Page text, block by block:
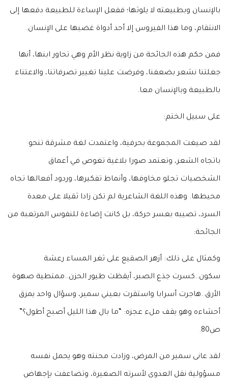
بالإنسان وبطبيعته لا يلوثها؛ ففعل الإساءة للطبيعة دفعها إلى
الانتقام، وما هذا الفيروس إلا أحد أدواة غضبها على الإنسان.
فمن حكم هذه الجائحة من زاوية نظر الأم وهي تحاور ابنها، أنها
جعلتنا نشعر بضعفنا، وفرضت علينا تغيير تصرفاتنا، والاعتناء
بالطبيعة وبالإنسان معا.
على سبيل الختم:
لقد صيغت المجموعة بحرفية، واعتمدت لغة مشرقة تنحو
باتجاه الشعر، وتعتمد صورا بلاغية تغوص في أعماق
الشخصيات تجلو مخاوفها، وأنماط تفكيرها، وردود أفعالها تجاه
محيطها. وهذه اللغة الشاعرية لم تكن زادا ثقيلا على معدة
السرد، تصيبه بعسر حركة، بل كانت إضاءة للنفوس المرتعبة من
الجائحة:
وكمثال على ذلك: أزهر الصقيع على ثغر المساء رعشة
سكون..كسرت جذع الصبر، أيقظت طيور الحزن..ممتطية صهوة
الأرق..هاجرت أسرابا واستقرت بعيني سمير، وسؤال واحد يمزق
أحشاءه وهو يقف ملء عجزه: “ما بال هذا الليل أصبح أطول؟”
ص80.
لقد عانى سمير من المرض، وزادت محنته وهو يحمل نفسه
مسؤولية نقل العدوى لأسرته الصغيرة، وتضاعفت بإجهاض